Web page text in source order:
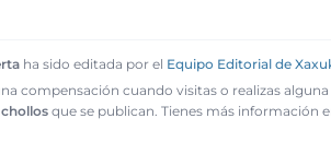
ha sido editada por el Equipo Editorial de
compensación cuando visitas o realizas
que se publican. Tienes más información